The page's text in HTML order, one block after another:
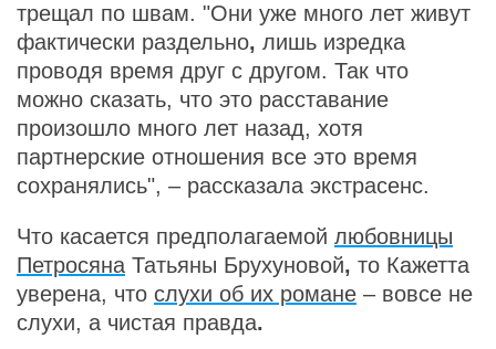
трещал по швам. "Они уже много лет живут
фактически раздельно, лишь изредка
проводя время друг с другом. Так что
можно сказать, что это расставание
произошло много лет назад, хотя
партнерские отношения все это время
сохранялись", – рассказала экстрасенс.
Что касается предполагаемой любовницы
Петросяна Татьяны Брухуновой, то Кажетта
уверена, что слухи об их романе – вовсе не
слухи, а чистая правда.